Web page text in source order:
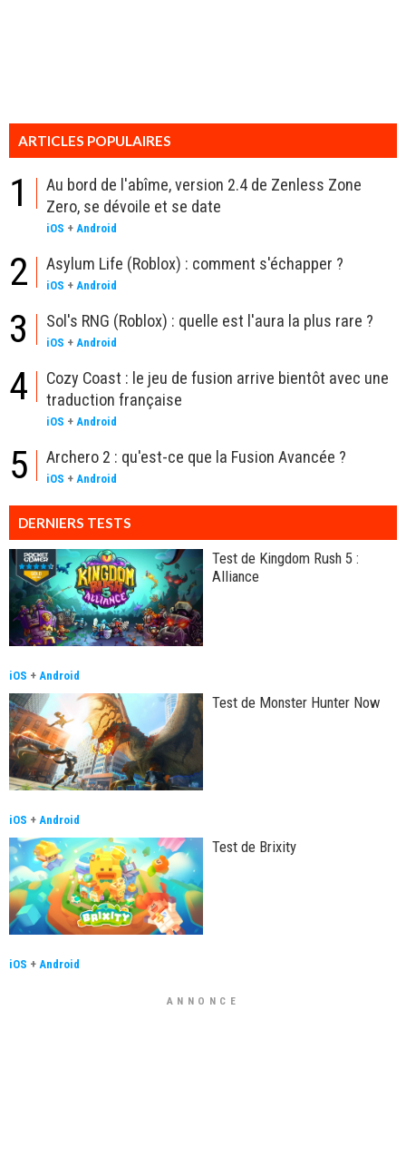
ARTICLES POPULAIRES
1
Au bord de l'abîme, version 2.4 de Zenless Zone
Zero, se dévoile et se date
iOS + Android
2 Asylum Life (Roblox) : comment s'échapper ?
iOS + Android
3 Sol's RNG (Roblox) : quelle est l'aura la plus rare ?
iOS + Android
4
Cozy Coast : le jeu de fusion arrive bientôt avec une
traduction française
iOS + Android
5 Archero 2 : qu'est-ce que la Fusion Avancée ?
iOS + Android
DERNIERS TESTS
Test de Kingdom Rush 5 :
Alliance
iOS + Android
Test de Monster Hunter Now
iOS + Android
Test de Brixity
iOS + Android
ANNONCE